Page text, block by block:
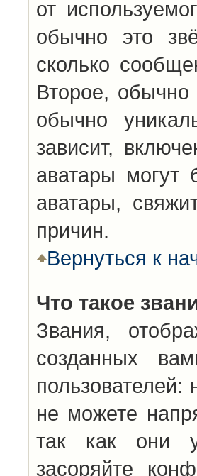
от
обычно это
сколько
Второе, обычно
обычно
зависит,
аватары могут
аватары,
причин.
Вернуться к
Что такое
Звания,
созданных
не можете
так как они
засоряйте